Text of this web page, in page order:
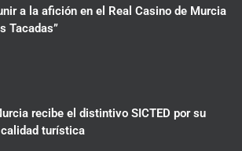
a la afición en el Real Casino de Murcia
Tacadas”
recibe el distintivo SICTED por su
turística